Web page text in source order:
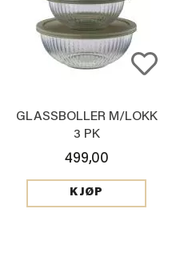
GLASSBOLLER M/LOKK
3 PK
499,00
KJØP